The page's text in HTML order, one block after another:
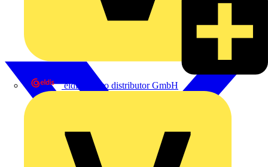
eldis electro distributor GmbH